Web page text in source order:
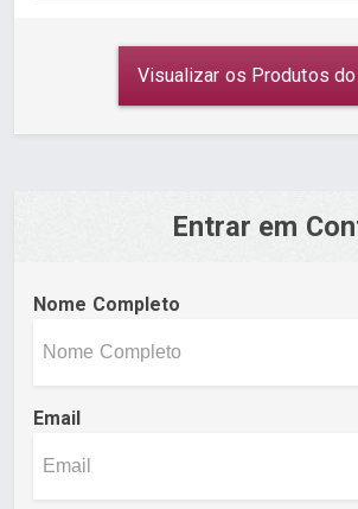
Visualizar os Produtos
Entrar em
Nome Completo
Email